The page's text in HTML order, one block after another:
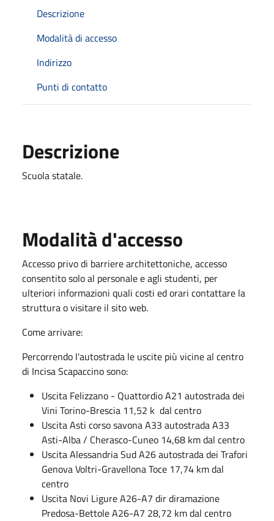
Descrizione
Modalità di accesso
Indirizzo
Punti di contatto
Descrizione
Scuola statale.
Modalità d'accesso
Accesso privo di barriere architettoniche, accesso
consentito solo al personale e agli studenti, per
ulteriori informazioni quali costi ed orari contattare la
struttura o visitare il sito web.
Come arrivare:
Percorrendo l'autostrada le uscite più vicine al centro
di Incisa Scapaccino sono:
Uscita Felizzano - Quattordio A21 autostrada dei
Vini Torino-Brescia 11,52 k dal centro
Uscita Asti corso savona A33 autostrada A33
Asti-Alba / Cherasco-Cuneo 14,68 km dal centro
Uscita Alessandria Sud A26 autostrada dei Trafori
Genova Voltri-Gravellona Toce 17,74 km dal
centro
Uscita Novi Ligure A26-A7 dir diramazione
Predosa-Bettole A26-A7 28,72 km dal centro